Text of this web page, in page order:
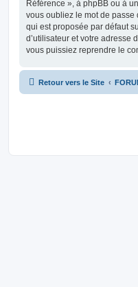
Référence », à phpBB ou à
vous oubliez le mot de passe
qui est proposée par défaut
d’utilisateur et votre adresse
vous puissiez reprendre le
Retour vers le Site